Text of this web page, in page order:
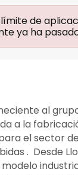
de
ya ha
al
a la
el sector
. Desde